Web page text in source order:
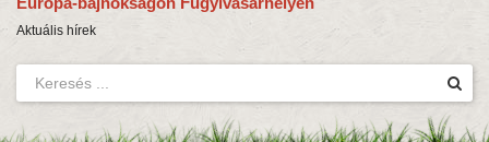
Aktuális hírek